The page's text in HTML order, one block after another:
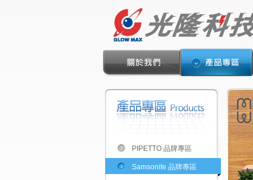
PIPETTO 品牌專區
Samsonite 品牌專區